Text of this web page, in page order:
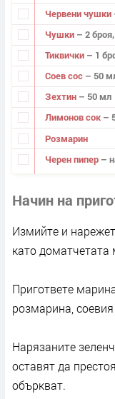
Червени чушки
Чушки – 2
Тиквички – 1
Соев сос – 50
Зехтин – 50 мл
Лимонов сок –
Розмарин
Черен пипер –
Начин на
Измийте и
като доматчетата
Пригответе
розмарина,
Нарязаните
оставят да
объркват.